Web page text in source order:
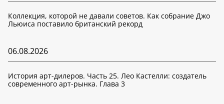
Коллекция, которой не давали советов. Как собрание Джо
Льюиса поставило британский рекорд
06.08.2026
История арт-дилеров. Часть 25. Лео Кастелли: создатель
современного арт-рынка. Глава 3